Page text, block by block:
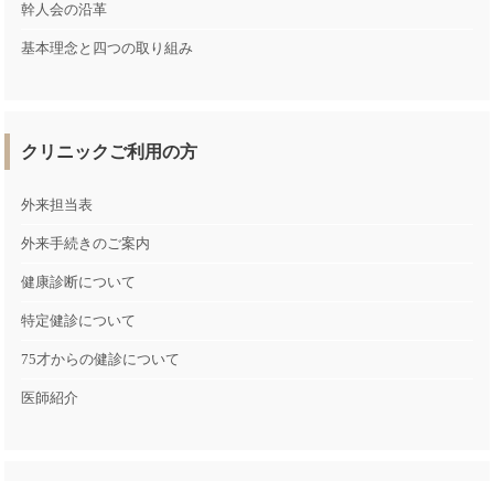
幹人会の沿革
基本理念と四つの取り組み
クリニックご利用の方
外来担当表
外来手続きのご案内
健康診断について
特定健診について
75才からの健診について
医師紹介